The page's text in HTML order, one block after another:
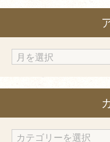
ア
カ
ブ
カ